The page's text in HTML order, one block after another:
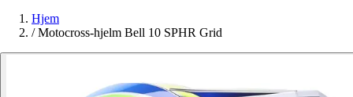
Hjem
/ Motocross-hjelm Bell 10 SPHR Grid